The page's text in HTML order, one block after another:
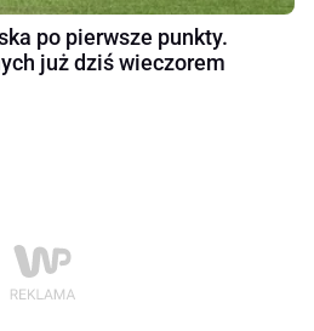
po pierwsze punkty.
już dziś wieczorem